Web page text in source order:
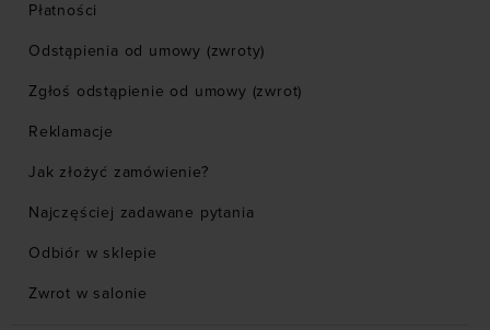
Płatności
Odstąpienia od umowy (zwroty)
Zgłoś odstąpienie od umowy (zwrot)
Reklamacje
Jak złożyć zamówienie?
Najczęściej zadawane pytania
Odbiór w sklepie
Zwrot w salonie